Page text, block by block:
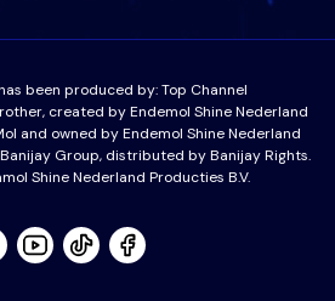
been produced by:Top Channel
created by Endemol Shine Nederland
and owned by Endemol Shine Nederland
Group, distributed by Banijay Rights.
Shine Nederland Producties B.V.